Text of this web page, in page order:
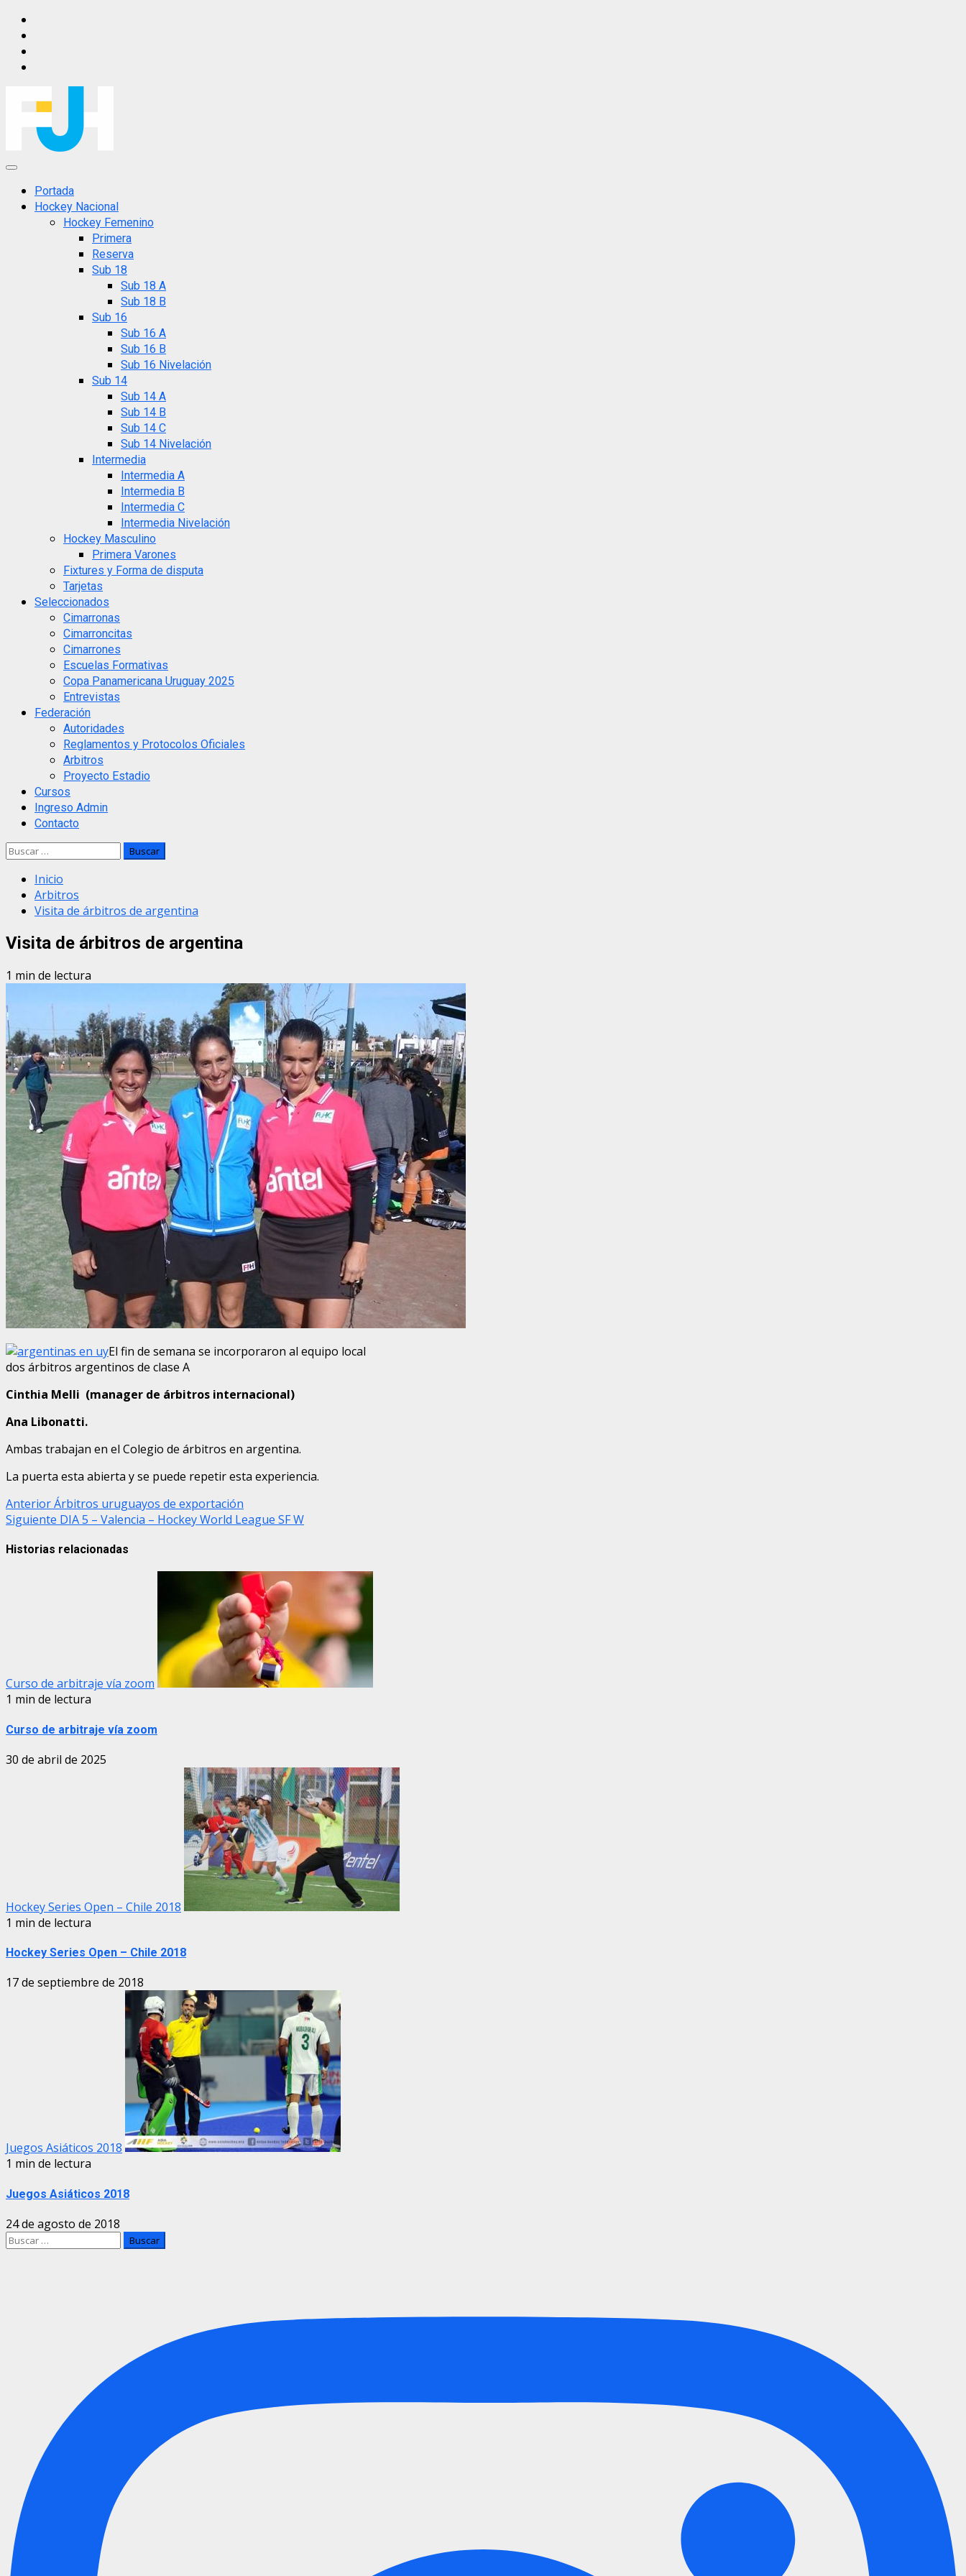
Saltar
contenido
Menú
principalPortada
Hockey Nacional
Hockey Femenino
Primera
Reserva
Sub 18
Sub 18 A
Sub 18 B
Sub 16
Sub 16 A
Sub 16 B
Sub 16 Nivelación
Sub 14
Sub 14 A
Sub 14 B
Sub 14 C
Sub 14 Nivelación
Intermedia
Intermedia A
Intermedia B
Intermedia C
Intermedia Nivelación
Hockey Masculino
Primera Varones
Fixtures y Forma de disputa
Tarjetas
Seleccionados
Cimarronas
Cimarroncitas
Cimarrones
Escuelas Formativas
Copa Panamericana Uruguay 2025
Entrevistas
Federación
Autoridades
Reglamentos y Protocolos Oficiales
Arbitros
Proyecto Estadio
Cursos
Ingreso Admin
Contacto
Buscar:
Inicio
Arbitros
Visita de árbitros de argentina
Visita de árbitros de argentina
1 min de lectura
El fin de semana se incorporaron al equipo local
dos árbitros argentinos de clase A
Cinthia Melli (manager de árbitros internacional)
Ana Libonatti.
Ambas trabajan en el Colegio de árbitros en argentina.
La puerta esta abierta y se puede repetir esta experiencia.
Post
navigation
AnteriorÁrbitros uruguayos de exportación
Siguiente DIA 5 – Valencia – Hockey World League SF W
Historias relacionadas
Curso de arbitraje vía zoom
1 min de lectura
Curso de arbitraje vía zoom
30 de abril de 2025
Hockey Series Open – Chile 2018
1 min de lectura
Hockey Series Open – Chile 2018
17 de septiembre de 2018
Juegos Asiáticos 2018
1 min de lectura
Juegos Asiáticos 2018
24 de agosto de 2018
Buscar: